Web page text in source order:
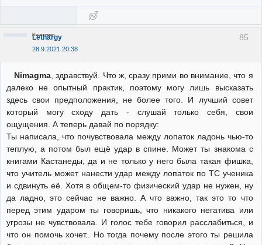
85
Lethargy
28.9.2021 20:38
Неактивен
Nimagma, здравствуй. Что ж, сразу прими во внимание, что я
далеко не опытный практик, поэтому могу лишь высказать
здесь свои предположения, не более того. И лучший совет
который могу сходу дать - слушай только себя, свои
ощущения. А теперь давай по порядку:
Ты написала, что почувствовала между лопаток ладонь чью-то
теплую, а потом был ещё удар в спине. Может ты знакома с
книгами Кастанеды, да и не только у него была такая фишка,
что учитель может нанести удар между лопаток по ТС ученика
и сдвинуть её. Хотя в общем-то физический удар не нужен, ну
да ладно, это сейчас не важно. А что важно, так это то что
перед этим ударом ты говоришь, что никакого негатива или
угрозы не чувствовала. И голос тебе говорил расслабиться, и
что он помочь хочет.. Но тогда почему после этого ты решила